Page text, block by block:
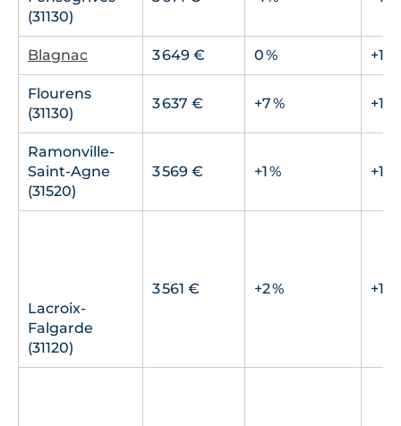
(31130)
Blagnac 3 649 € 0 % +15
Flourens
(31130)
3 637 € +7 % +18
Ramonville-
Saint-Agne
(31520)
3 569 € +1 % +13
Lacroix-
Falgarde
(31120)
3 561 € +2 % +11